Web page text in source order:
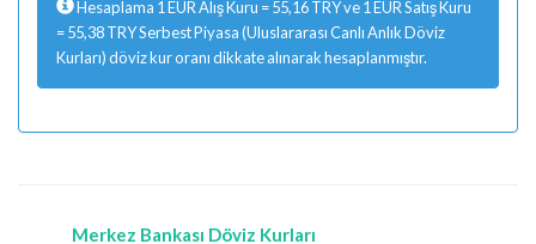
Hesaplama 1 EUR Alış Kuru = 55,16 TRY ve 1 EUR Satış Kuru
= 55,38 TRY Serbest Piyasa (Uluslararası Canlı Anlık Döviz
Kurları) döviz kur oranı dikkate alınarak hesaplanmıştır.
Merkez Bankası Döviz Kurları